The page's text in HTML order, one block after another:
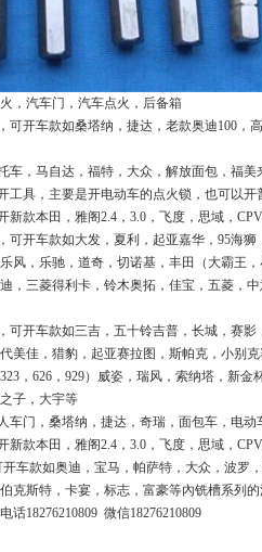
，汽车门，汽车点火，后备箱
可开车款如桑塔纳，捷达，老款奥迪100，
车，马自达，福特，大众，解放面包，福
工具，主要是开电动车的点火锁，也可以开
新款本田，雅阁2.4，3.0，飞度，思域，
开车款如大发，夏利，起亚嘉华，95海狮
风，乐驰，道奇，切诺基，丰田（大霸王
，三菱得利卡，铃木奥拓，佳宝，五菱，
可开车款如三吉，五十铃吉普，长城，赛
美佳，猎豹，起亚赛拉图，斯帕克，小别
，626，929）威姿，瑞风，索纳塔，新
子，大宇等
车门，桑塔纳，捷达，奇瑞，面包车，电
新款本田，雅阁2.4，3.0，飞度，思域，
车款如奥迪，宝马，帕萨特，大众，波罗
克斯特，卡宴，标志，富豪等內铣槽系列的
话18276210809 微信18276210809